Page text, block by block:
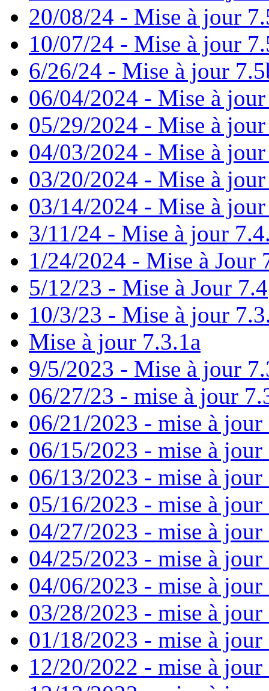
20/08/24 - Mise à jour
10/07/24 - Mise à jour
6/26/24 - Mise à jour
06/04/2024 - Mise à
05/29/2024 - Mise à
04/03/2024 - Mise à
03/20/2024 - Mise à
03/14/2024 - Mise à
3/11/24 - Mise à jour
1/24/2024 - Mise à Jour
5/12/23 - Mise à Jour 7.4
10/3/23 - Mise à jour
Mise à jour 7.3.1a
9/5/2023 - Mise à jour
06/27/23 - mise à jour
06/21/2023 - mise à jour
06/15/2023 - mise à jour
06/13/2023 - mise à
05/16/2023 - mise à jour
04/27/2023 - mise à jour
04/25/2023 - mise à jour
04/06/2023 - mise à jour
03/28/2023 - mise à jour
01/18/2023 - mise à jour
12/20/2022 - mise à jour